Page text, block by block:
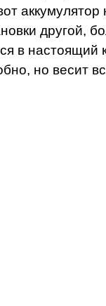
другой,
в настоящий
но весит